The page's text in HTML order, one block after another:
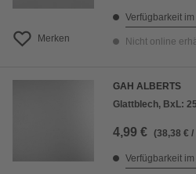
Merken
Verfügbarkeit
Nicht online
GAH ALBERTS
Glattblech, BxL:
4,99 € (38,38 € /
Verfügbarkeit